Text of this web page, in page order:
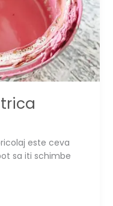
este ceva
sa iti schimbe